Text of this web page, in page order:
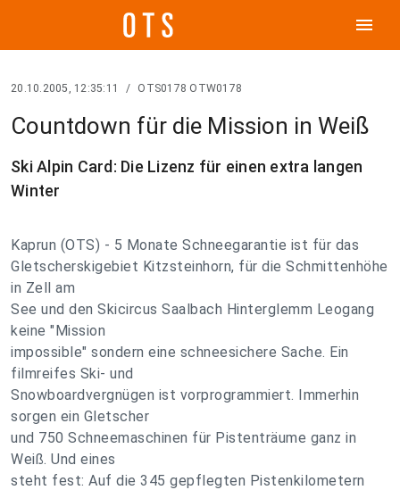
menu
20.10.2005, 12:35:11 / OTS0178 OTW0178
Countdown für die Mission in Weiß
Ski Alpin Card: Die Lizenz für einen extra langen
Winter
Kaprun (OTS) - 5 Monate Schneegarantie ist für das
Gletscherskigebiet Kitzsteinhorn, für die Schmittenhöhe
in Zell am
See und den Skicircus Saalbach Hinterglemm Leogang
keine "Mission
impossible" sondern eine schneesichere Sache. Ein
filmreifes Ski- und
Snowboardvergnügen ist vorprogrammiert. Immerhin
sorgen ein Gletscher
und 750 Schneemaschinen für Pistenträume ganz in
Weiß. Und eines
steht fest: Auf die 345 gepflegten Pistenkilometern